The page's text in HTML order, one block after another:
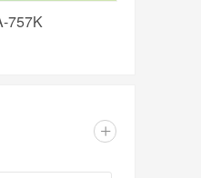
757K
+